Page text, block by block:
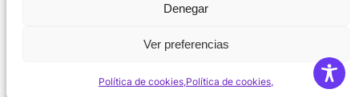
Denegar
Ver preferencias
Política de cookies,Política de cookies,
Aviso regal